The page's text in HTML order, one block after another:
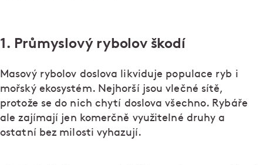
1. Průmyslový rybolov škodí
Masový rybolov doslova likviduje populace ryb i
mořský ekosystém. Nejhorší jsou vlečné sítě,
protože se do nich chytí doslova všechno. Rybáře
ale zajímají jen komerčně využitelné druhy a
ostatní bez milosti vyhazují.